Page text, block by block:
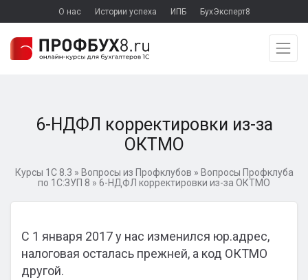
О нас Истории успеха ИПБ БухЭксперт8
6-НДФЛ корректировки из-за
ОКТМО
Курсы 1С 8.3 » Вопросы из Профклубов » Вопросы Профклуба
по 1С:ЗУП 8 » 6-НДФЛ корректировки из-за ОКТМО
С 1 января 2017 у нас изменился юр.адрес,
налоговая осталась прежней, а код ОКТМО
другой.